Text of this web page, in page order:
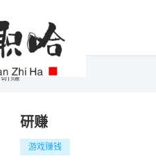
研赚
研赚
游戏赚钱